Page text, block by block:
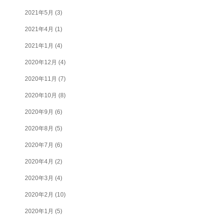
2021年5月 (3)
2021年4月 (1)
2021年1月 (4)
2020年12月 (4)
2020年11月 (7)
2020年10月 (8)
2020年9月 (6)
2020年8月 (5)
2020年7月 (6)
2020年4月 (2)
2020年3月 (4)
2020年2月 (10)
2020年1月 (5)